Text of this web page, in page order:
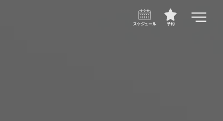
予約
スケジュール